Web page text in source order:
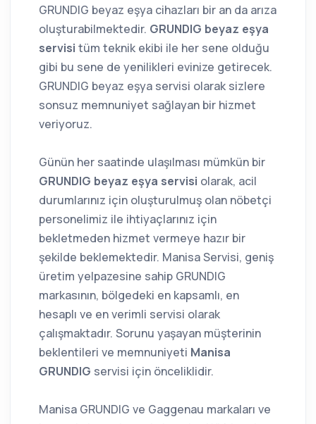
GRUNDIG beyaz eşya cihazları bir an da arıza
oluşturabilmektedir. GRUNDIG beyaz eşya
servisi tüm teknik ekibi ile her sene olduğu
gibi bu sene de yenilikleri evinize getirecek.
GRUNDIG beyaz eşya servisi olarak sizlere
sonsuz memnuniyet sağlayan bir hizmet
veriyoruz.
Günün her saatinde ulaşılması mümkün bir
GRUNDIG beyaz eşya servisi olarak, acil
durumlarınız için oluşturulmuş olan nöbetçi
personelimiz ile ihtiyaçlarınız için
bekletmeden hizmet vermeye hazır bir
şekilde beklemektedir. Manisa Servisi, geniş
üretim yelpazesine sahip GRUNDIG
markasının, bölgedeki en kapsamlı, en
hesaplı ve en verimli servisi olarak
çalışmaktadır. Sorunu yaşayan müşterinin
beklentileri ve memnuniyeti Manisa
GRUNDIG servisi için önceliklidir.
Manisa GRUNDIG ve Gaggenau markaları ve